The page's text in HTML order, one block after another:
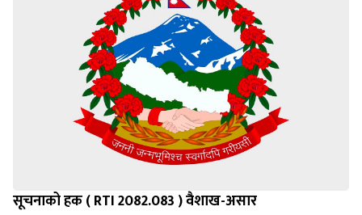
सूचनाको हक ( RTI 2082.083 ) वैशाख-असार